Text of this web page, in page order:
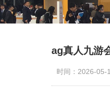
ag真人九游
时间：2026-05-